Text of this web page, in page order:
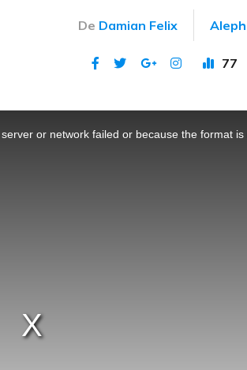
De Damian Felix Aleph
77
or network failed or because the format is